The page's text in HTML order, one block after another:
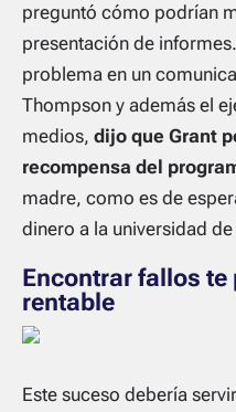
preguntó cómo podrían
presentación de
problema en un
Thompson y además el
medios, dijo que Grant
recompensa del
madre, como es de
dinero a la universidad de
Encontrar fallos te
rentable
Este suceso debería